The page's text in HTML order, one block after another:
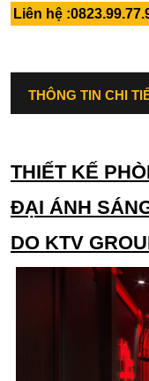
Liên hệ
THÔNG TIN CHI
THIẾT KẾ
ĐẠI ÁNH
DO KTV